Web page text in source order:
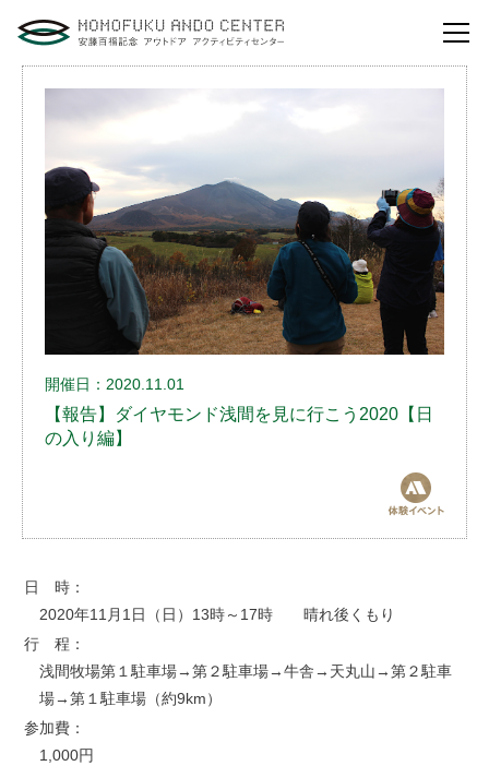
安藤百福センターの
研修・講演
体験イベント
安藤百福センターのご案内
よくあるご質問
開催日：2020.11.01
【報告】ダイヤモンド浅間を見に行こう2020【日
の入り編】
日 時：
2020年11月1日（日）13時～17時 晴れ後くもり
行 程：
浅間牧場第１駐車場→第２駐車場→牛舎→天丸山→第２駐車
場→第１駐車場（約9km）
参加費：
1,000円